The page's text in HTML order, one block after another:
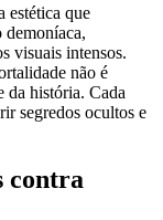
estética que
visuais intensos.
não é
da história. Cada
segredos ocultos e
contra